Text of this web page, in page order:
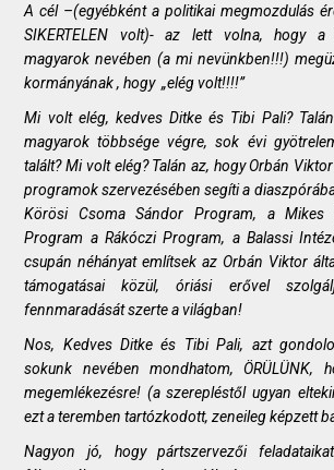
A cél –(egyébként a politikai megmozdulás
SIKERTELEN volt)- az lett volna, hogy a
magyarok nevében (a mi nevünkben!!!)
kormányának , hogy „elég volt!!!!”
Mi volt elég, kedves Ditke és Tibi Pali?
magyarok többsége végre, sok évi
talált? Mi volt elég? Talán az, hogy Orbán
programok szervezésében segíti a
Körösi Csoma Sándor Program, a Mikes
Program a Rákóczi Program, a Balassi
csupán néhányat említsek az Orbán Viktor
támogatásai közül, óriási erővel
fennmaradását szerte a világban!
Nos, Kedves Ditke és Tibi Pali, azt
sokunk nevében mondhatom, ÖRÜLÜNK,
megemlékezésre! (a szerepléstől ugyan
ezt a teremben tartózkodott, zeneileg képzett
Nagyon jó, hogy pártszervezői